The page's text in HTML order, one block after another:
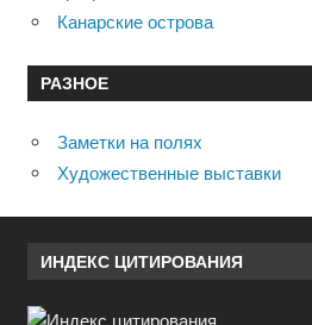
Канарские острова
РАЗНОЕ
Заметки на полях
Художественные выставки
ИНДЕКС ЦИТИРОВАНИЯ